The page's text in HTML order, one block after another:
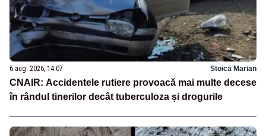
6 aug. 2026, 14:07 Stoica Marian
CNAIR: Accidentele rutiere provoacă mai multe decese
în rândul tinerilor decât tuberculoza și drogurile